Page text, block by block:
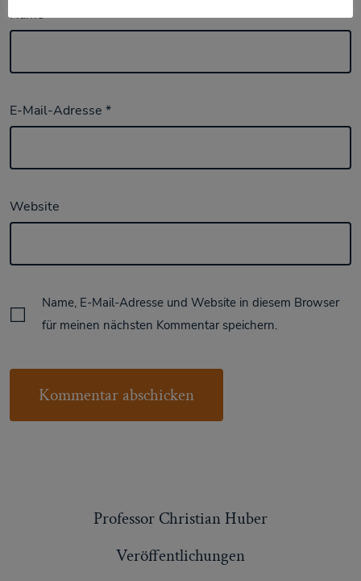
Name*
E-Mail-Adresse*
Website
Name, E-Mail-Adresse und Website in diesem Browser
für meinen nächsten Kommentar speichern.
Professor Christian Huber
Veröffentlichungen